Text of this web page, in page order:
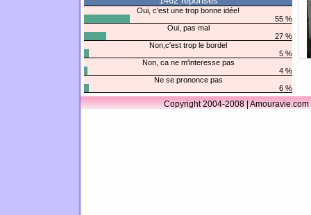
Oui, c'est une trop bonne idée!
55 %
Oui, pas mal
27 %
Non,c'est trop le bordel
5 %
Non, ca ne m'interesse pas
4 %
Ne se prononce pas
6 %
Copyright 2004-2008 |